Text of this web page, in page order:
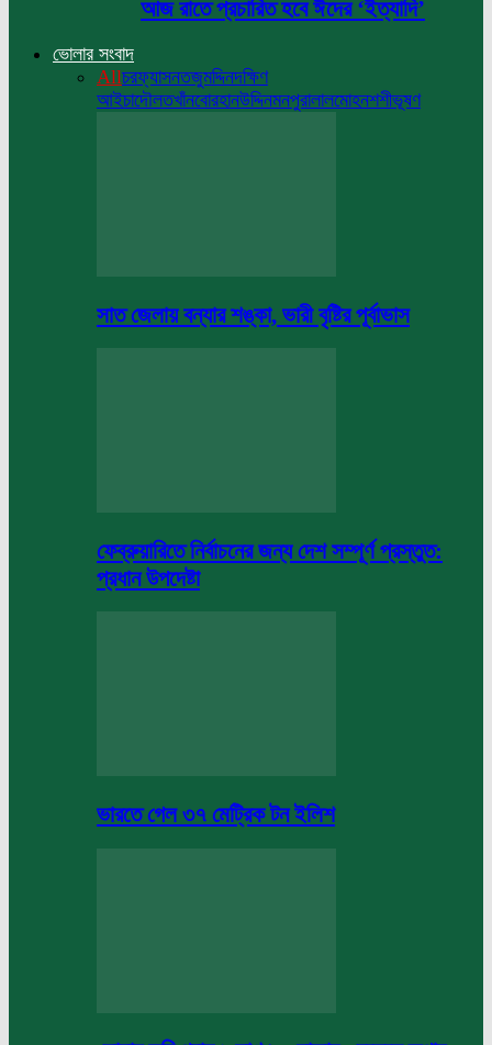
আজ রাতে প্রচারিত হবে ঈদের ‘ইত্যাদি’
ভোলার সংবাদ
Allচরফ্যাসনতজুমদ্দিনদক্ষিণ
আইচাদৌলতখাঁনবোরহানউদ্দিনমনপুরালালমোহনশশীভূষণ
সাত জেলায় বন্যার শঙ্কা, ভারী বৃষ্টির পূর্বাভাস
ফেব্রুয়ারিতে নির্বাচনের জন্য দেশ সম্পূর্ণ প্রস্তুত:
প্রধান উপদেষ্টা
ভারতে গেল ৩৭ মেট্রিক টন ইলিশ